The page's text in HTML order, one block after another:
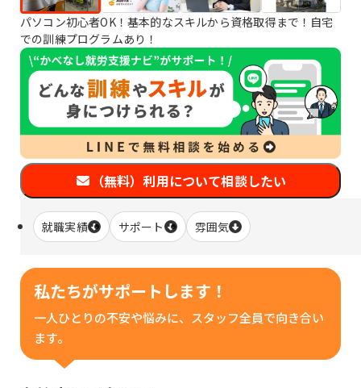
パソコン初心者OK！基本的なスキルから資格取得まで！自宅
での訓練プログラムあり！
（無料）利用について相談したい
就職実績 サポート 雰囲気
私たちがサポートします！
一人ひとりの不安や悩みに、スタッフ全員で向き合い
ます。